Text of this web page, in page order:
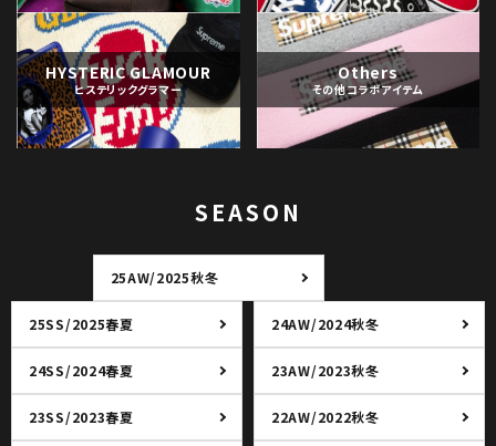
HYSTERIC GLAMOUR
ヒステリックグラマー
Others
その他コラボアイテム
SEASON
25AW/2025秋冬
25SS/2025春夏 24AW/2024秋冬
24SS/2024春夏 23AW/2023秋冬
23SS/2023春夏 22AW/2022秋冬